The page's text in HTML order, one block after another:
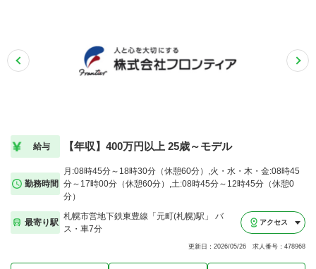
給与 【年収】400万円以上 25歳～モデル
勤務時間
月:08時45分～18時30分（休憩60分）,火・水・木・金:08時45
分～17時00分（休憩60分）,土:08時45分～12時45分（休憩0
分）
最寄り駅
札幌市営地下鉄東豊線「元町(札幌)駅」 バ
ス・車7分
アクセス
更新日：2026/05/26 求人番号：478968